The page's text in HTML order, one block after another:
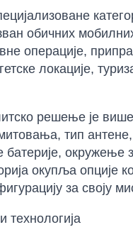
обичних
операције,
локације,
решење је
тип
батерије,
окупља опције
за своју
технологија